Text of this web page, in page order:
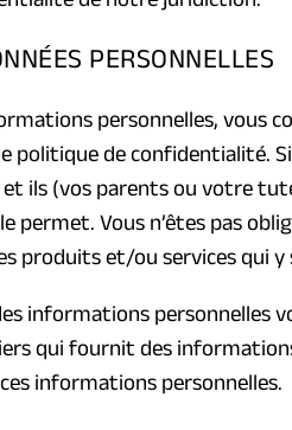
PERSONNELLES
personnelles, vous
de confidentialité.
ils (vos parents ou votre
permet. Vous n’êtes pas
produits et/ou services qui
informations personnelles
qui fournit des
informations personnelles.